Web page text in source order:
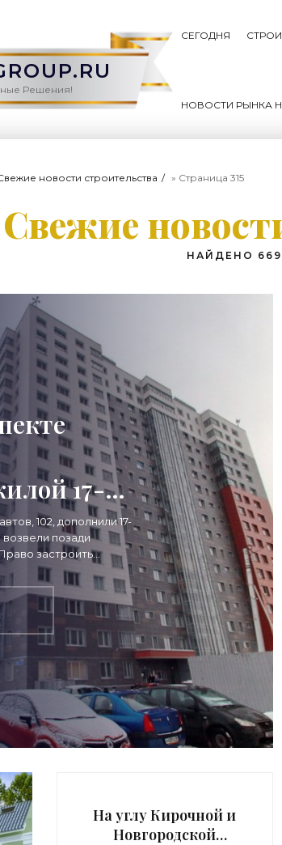
Решения!
СЕГОДНЯ
НОВОСТИ РЫНКА
новости строительства » Страница 315
Свежие
НАЙДЕНО
17-
102, дополнили 17-
позади
застроить
Космонавтов, в
На углу Кирочной и
Новгородской